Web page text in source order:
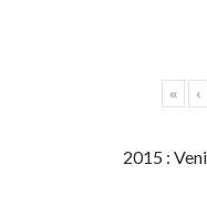
« ‹
2015 :